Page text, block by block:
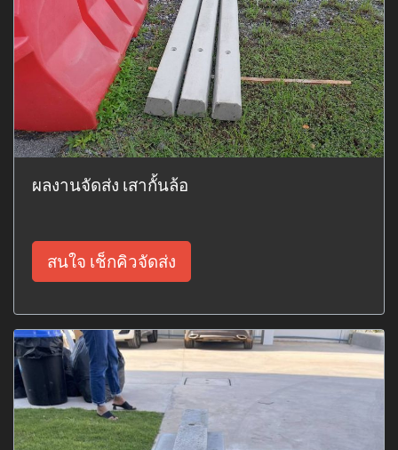
ผลงานจัดส่ง เสากั้นล้อ
สนใจ เช็กคิวจัดส่ง